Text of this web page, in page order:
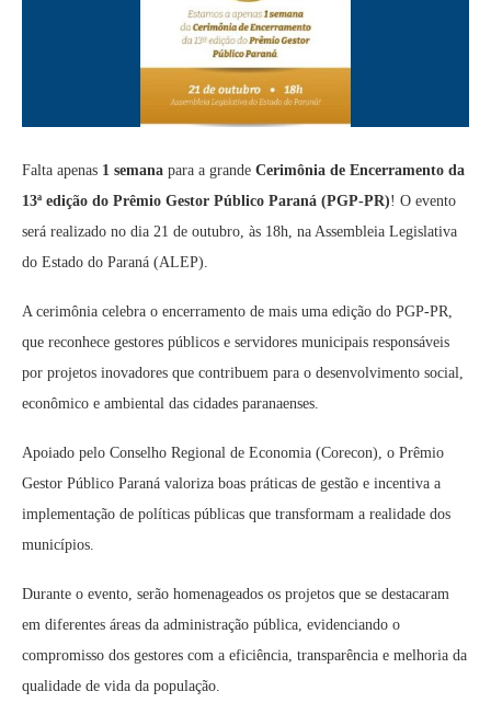
Falta apenas 1 semana para a grande Cerimônia de Encerramento da
13ª edição do Prêmio Gestor Público Paraná (PGP-PR)! O evento
será realizado no dia 21 de outubro, às 18h, na Assembleia Legislativa
do Estado do Paraná (ALEP).
A cerimônia celebra o encerramento de mais uma edição do PGP-PR,
que reconhece gestores públicos e servidores municipais responsáveis
por projetos inovadores que contribuem para o desenvolvimento social,
econômico e ambiental das cidades paranaenses.
Apoiado pelo Conselho Regional de Economia (Corecon), o Prêmio
Gestor Público Paraná valoriza boas práticas de gestão e incentiva a
implementação de políticas públicas que transformam a realidade dos
municípios.
Durante o evento, serão homenageados os projetos que se destacaram
em diferentes áreas da administração pública, evidenciando o
compromisso dos gestores com a eficiência, transparência e melhoria da
qualidade de vida da população.